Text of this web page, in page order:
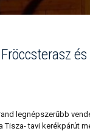
legnépszerűbb
Tisza- tavi kerékpárút